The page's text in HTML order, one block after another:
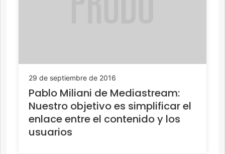
29 de septiembre de 2016
Pablo Miliani de Mediastream:
Nuestro objetivo es simplificar el
enlace entre el contenido y los
usuarios